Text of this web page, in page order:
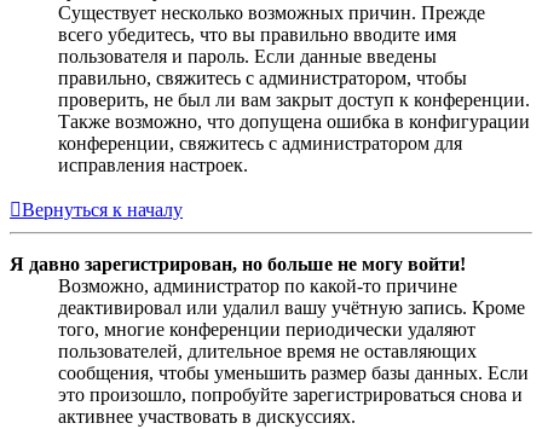
Существует несколько возможных причин. Прежде
всего убедитесь, что вы правильно вводите имя
пользователя и пароль. Если данные введены
правильно, свяжитесь с администратором, чтобы
проверить, не был ли вам закрыт доступ к конференции.
Также возможно, что допущена ошибка в конфигурации
конференции, свяжитесь с администратором для
исправления настроек.
Вернуться к началу
Я давно зарегистрирован, но больше не могу войти!
Возможно, администратор по какой-то причине
деактивировал или удалил вашу учётную запись. Кроме
того, многие конференции периодически удаляют
пользователей, длительное время не оставляющих
сообщения, чтобы уменьшить размер базы данных. Если
это произошло, попробуйте зарегистрироваться снова и
активнее участвовать в дискуссиях.